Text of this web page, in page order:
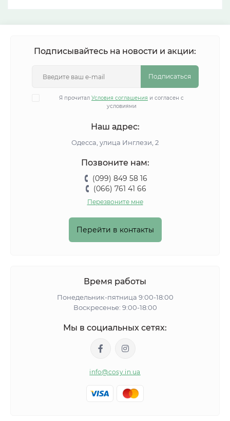
Подписывайтесь на новости и акции:
Подписаться
Я прочитал Условия соглашения и согласен с
условиями
Наш адрес:
Одесса, улица Инглези, 2
Позвоните нам:
(099) 849 58 16
(066) 761 41 66
Перезвоните мне
Перейти в контакты
Время работы
Понедельник-пятница 9:00-18:00
Воскресенье: 9:00-18:00
Мы в социальных сетях:
info@cosy.in.ua